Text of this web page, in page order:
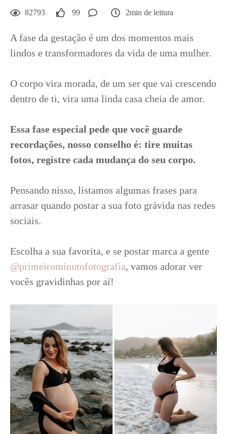
82793 99 2min de leitura
A fase da gestação é um dos momentos mais
lindos e transformadores da vida de uma mulher.
O corpo vira morada, de um ser que vai crescendo
dentro de ti, vira uma linda casa cheia de amor.
Essa fase especial pede que você guarde
recordações, nosso conselho é: tire muitas
fotos, registre cada mudança do seu corpo.
Pensando nisso, listamos algumas frases para
arrasar quando postar a sua foto grávida nas redes
sociais.
Escolha a sua favorita, e se postar marca a gente
@primeirominutofotografia, vamos adorar ver
vocês gravidinhas por aí!